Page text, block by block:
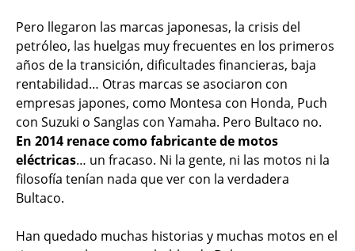
Pero llegaron las marcas japonesas, la crisis del
petróleo, las huelgas muy frecuentes en los primeros
años de la transición, dificultades financieras, baja
rentabilidad… Otras marcas se asociaron con
empresas japones, como Montesa con Honda, Puch
con Suzuki o Sanglas con Yamaha. Pero Bultaco no.
En 2014 renace como fabricante de motos
eléctricas… un fracaso. Ni la gente, ni las motos ni la
filosofía tenían nada que ver con la verdadera
Bultaco.
Han quedado muchas historias y muchas motos en el